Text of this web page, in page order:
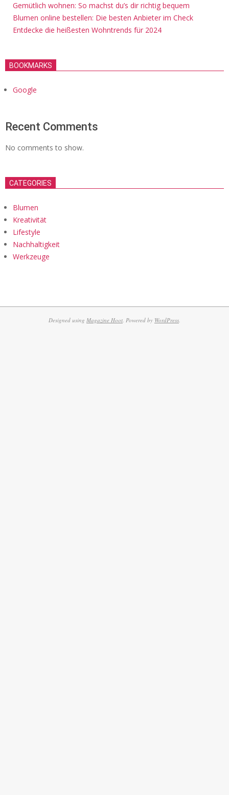
Gemütlich wohnen: So machst du’s dir richtig bequem
Blumen online bestellen: Die besten Anbieter im Check
Entdecke die heißesten Wohntrends für 2024
BOOKMARKS
Google
Recent Comments
No comments to show.
CATEGORIES
Blumen
Kreativität
Lifestyle
Nachhaltigkeit
Werkzeuge
Designed using Magazine Hoot. Powered by WordPress.